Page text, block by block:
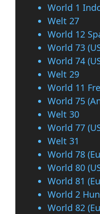
World 1
Welt 27
World 12
World 73
World 74
Welt 29
World 11
World 75
Welt 30
World 77
Welt 31
World 78
World 80
World 81
World 2
World 82